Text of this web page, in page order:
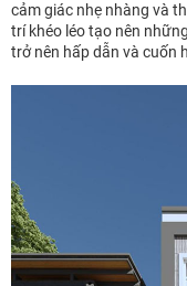
cảm giác nhẹ nhàng và
trí khéo léo tạo nên
trở nên hấp dẫn và cuốn